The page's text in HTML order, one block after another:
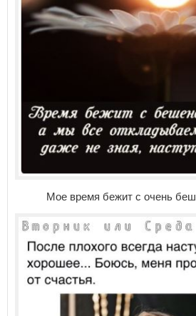
Мое время бежит с очень